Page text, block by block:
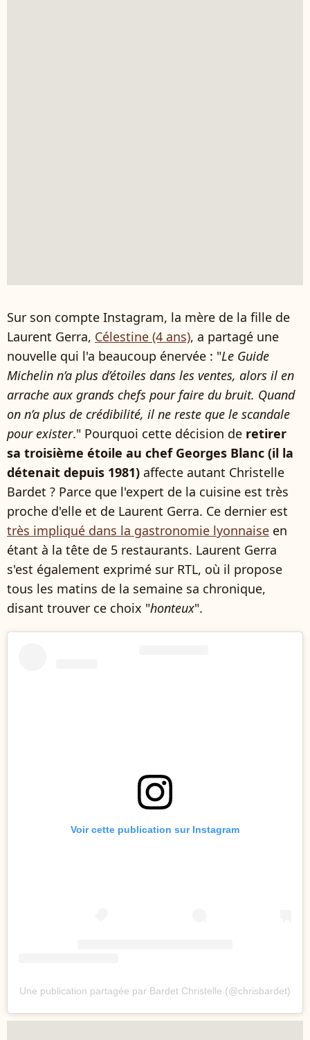
Sur son compte Instagram, la mère de la fille de
Laurent Gerra, Célestine (4 ans), a partagé une
nouvelle qui l'a beaucoup énervée : "Le Guide
Michelin n’a plus d’étoiles dans les ventes, alors il en
arrache aux grands chefs pour faire du bruit. Quand
on n’a plus de crédibilité, il ne reste que le scandale
pour exister." Pourquoi cette décision de retirer
sa troisième étoile au chef Georges Blanc (il la
détenait depuis 1981) affecte autant Christelle
Bardet ? Parce que l'expert de la cuisine est très
proche d'elle et de Laurent Gerra. Ce dernier est
très impliqué dans la gastronomie lyonnaise en
étant à la tête de 5 restaurants. Laurent Gerra
s'est également exprimé sur RTL, où il propose
tous les matins de la semaine sa chronique,
disant trouver ce choix "honteux".
Voir cette publication sur Instagram
Une publication partagée par Bardet Christelle (@chrisbardet)